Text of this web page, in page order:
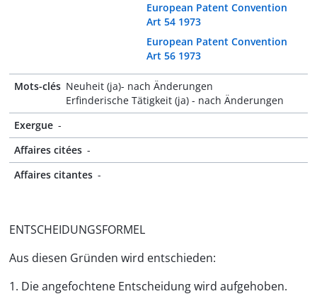
European Patent Convention
Art 54 1973
European Patent Convention
Art 56 1973
Mots-clés Neuheit (ja)- nach Änderungen
Erfinderische Tätigkeit (ja) - nach Änderungen
Exergue -
Affaires citées -
Affaires citantes -
ENTSCHEIDUNGSFORMEL
Aus diesen Gründen wird entschieden:
1. Die angefochtene Entscheidung wird aufgehoben.